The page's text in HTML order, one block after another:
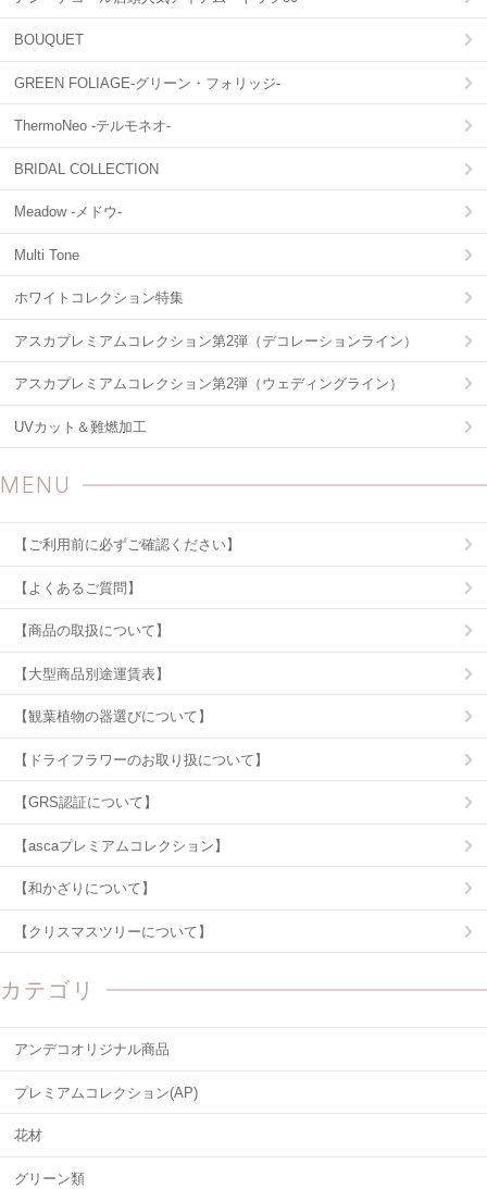
BOUQUET
GREEN FOLIAGE-グリーン・フォリッジ-
ThermoNeo -テルモネオ-
BRIDAL COLLECTION
Meadow -メドウ-
Multi Tone
ホワイトコレクション特集
アスカプレミアムコレクション第2弾（デコレーションライン）
アスカプレミアムコレクション第2弾（ウェディングライン）
UVカット＆難燃加工
MENU
【ご利用前に必ずご確認ください】
【よくあるご質問】
【商品の取扱について】
【大型商品別途運賃表】
【観葉植物の器選びについて】
【ドライフラワーのお取り扱について】
【GRS認証について】
【ascaプレミアムコレクション】
【和かざりについて】
【クリスマスツリーについて】
カテゴリ
アンデコオリジナル商品
プレミアムコレクション(AP)
花材
グリーン類